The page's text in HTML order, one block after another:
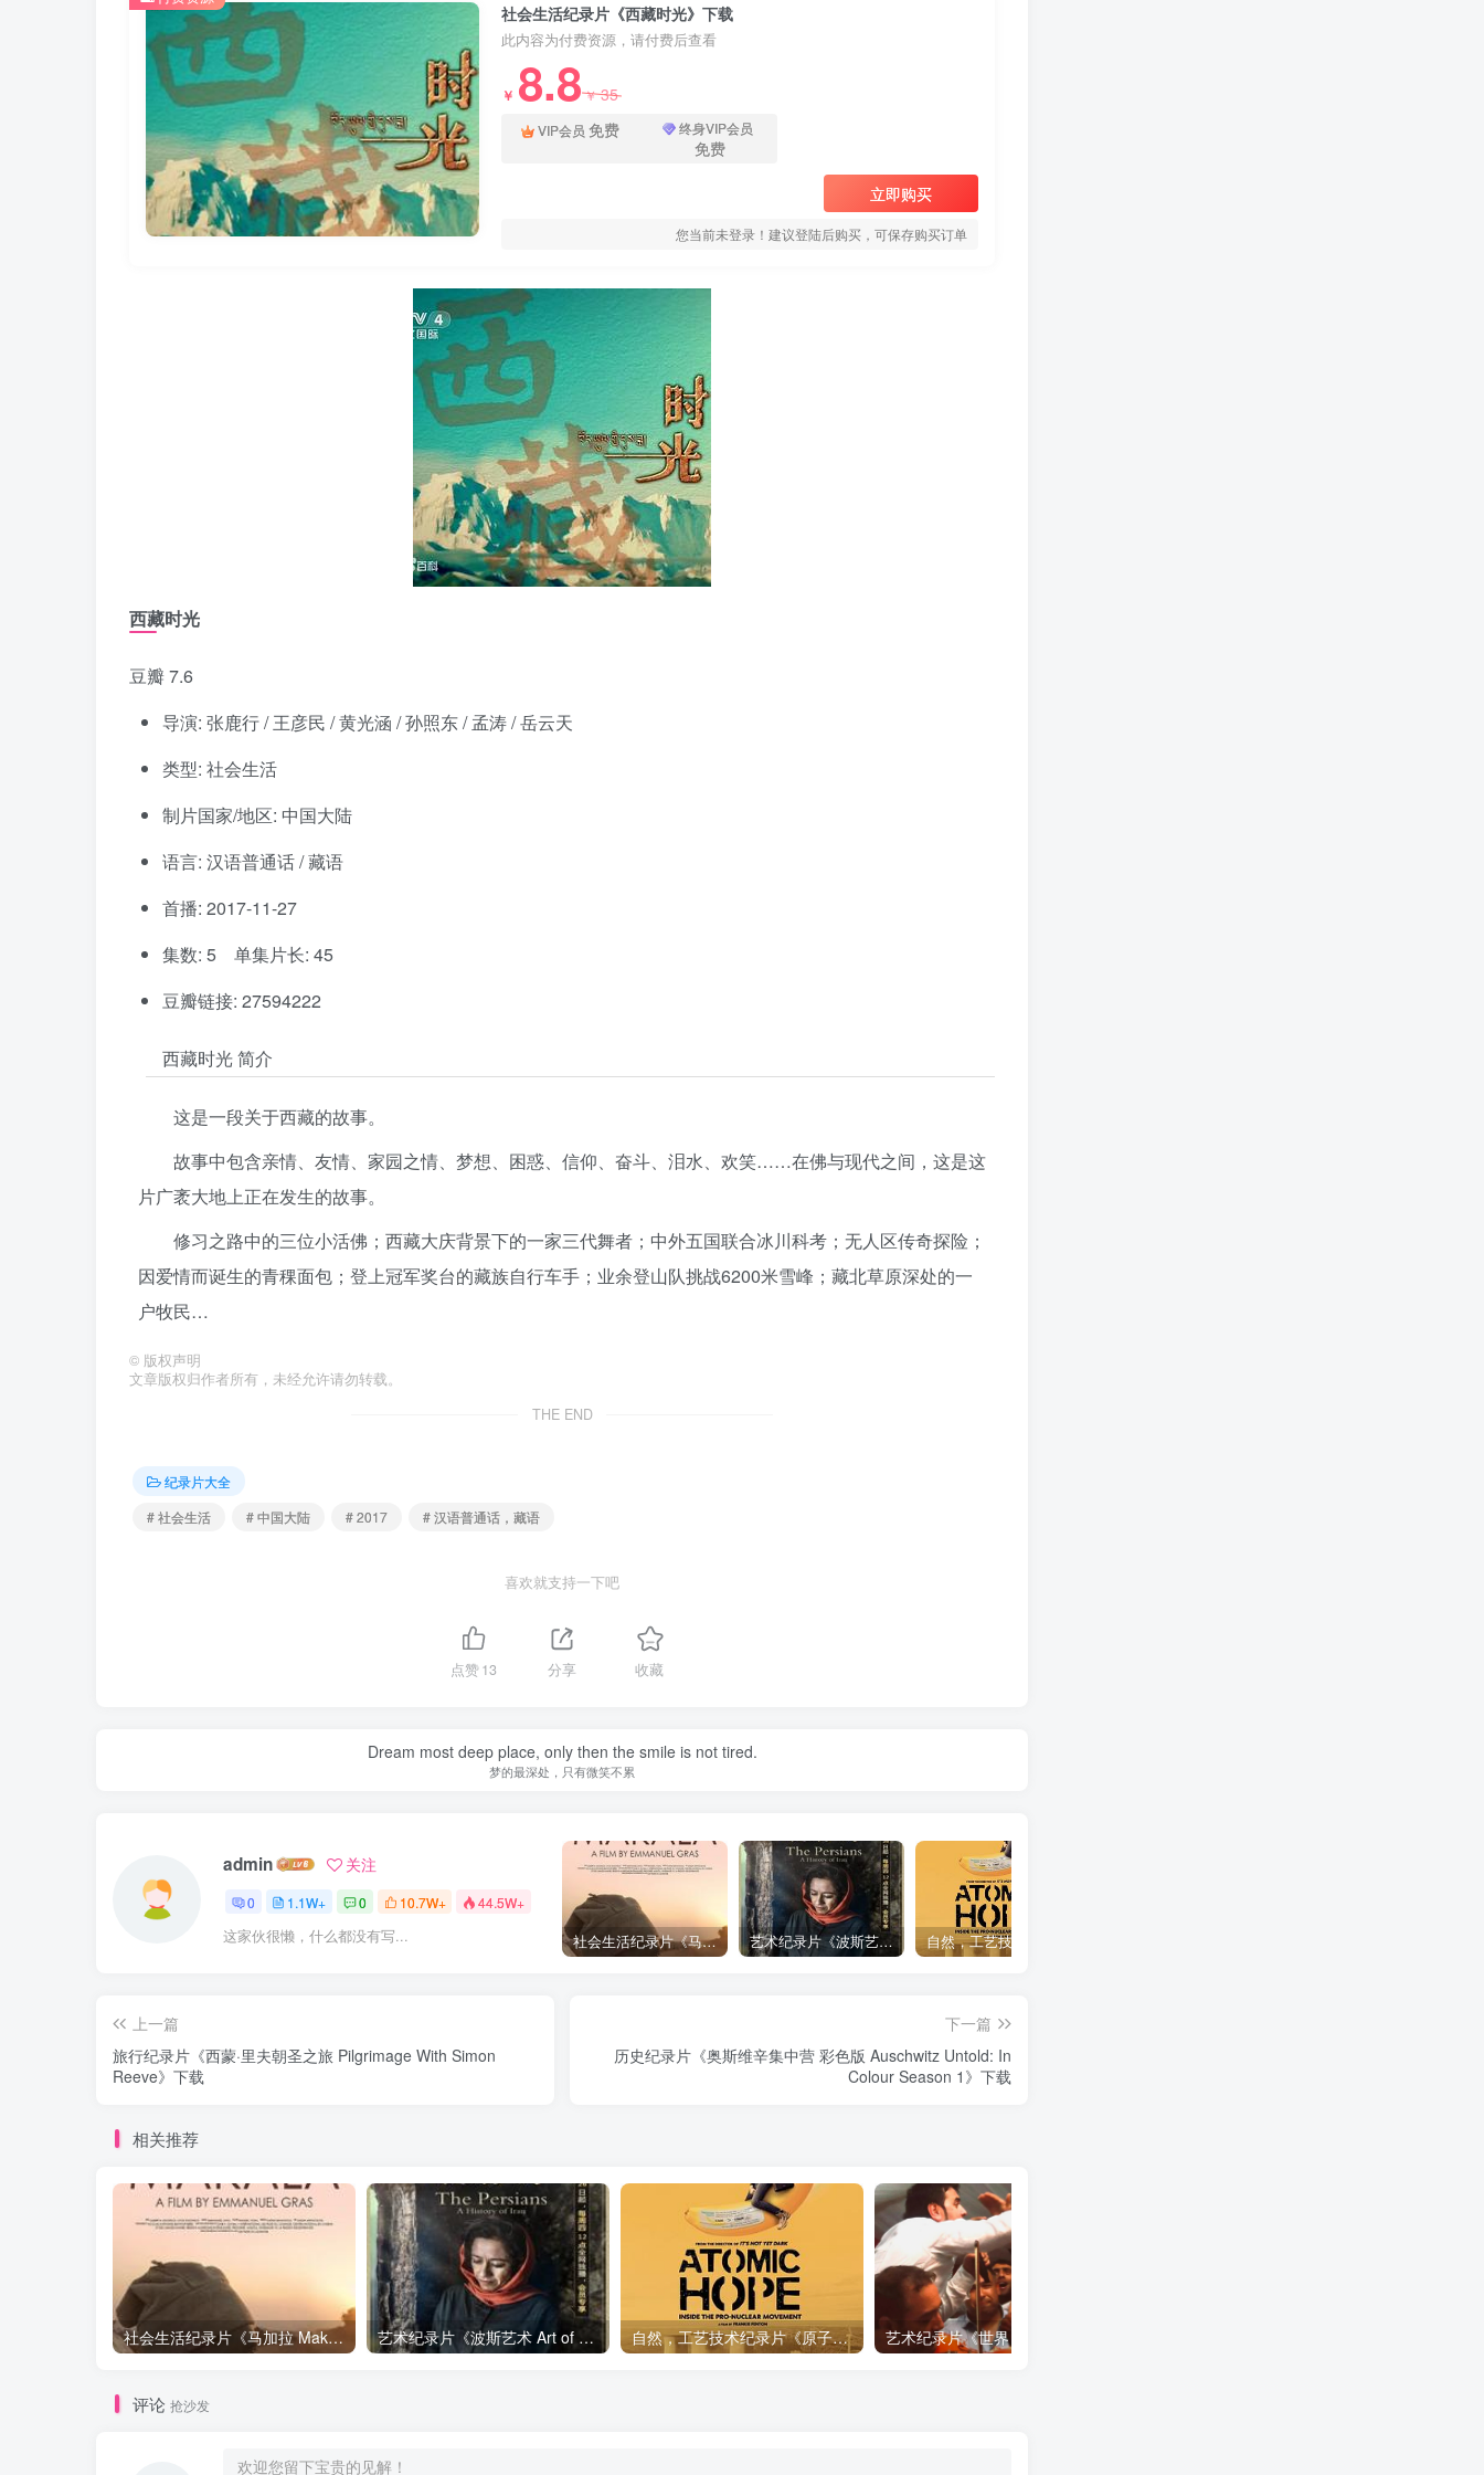
社会生活纪录片《西藏时光》下载
此内容为付费资源，请付费后查看
￥ 8.8￥35
VIP会员 免费 终身VIP会员
免费
立即购买
您当前未登录！建议登陆后购买，可保存购买订单
西藏时光
豆瓣 7.6
导演: 张鹿行 / 王彦民 / 黄光涵 / 孙照东 / 孟涛 / 岳云天
类型: 社会生活
制片国家/地区: 中国大陆
语言: 汉语普通话 / 藏语
首播: 2017-11-27
集数: 5 单集片长: 45
豆瓣链接: 27594222
西藏时光 简介
这是一段关于西藏的故事。
故事中包含亲情、友情、家园之情、梦想、困惑、信仰、奋斗、泪水、欢笑……在佛与现代之间，这是这
片广袤大地上正在发生的故事。
修习之路中的三位小活佛；西藏大庆背景下的一家三代舞者；中外五国联合冰川科考；无人区传奇探险；
因爱情而诞生的青稞面包；登上冠军奖台的藏族自行车手；业余登山队挑战6200米雪峰；藏北草原深处的一
户牧民…
© 版权声明
文章版权归作者所有，未经允许请勿转载。
THE END
纪录片大全
# 社会生活
# 中国大陆 # 2017 # 汉语普通话，藏语
喜欢就支持一下吧
点赞13 分享 收藏
Dream most deep place, only then the smile is not tired.
梦的最深处，只有微笑不累
admin 关注
0 1.1W+ 0 10.7W+ 44.5W+
这家伙很懒，什么都没有写... 社会生活纪录片《马加拉 Makala》下载 艺术纪录片《波斯艺术 Art of Persia》下载
上一篇
旅行纪录片《西蒙·里夫朝圣之旅 Pilgrimage With Simon
Reeve》下载
下一篇
历史纪录片《奥斯维辛集中营 彩色版 Auschwitz Untold: In
Colour Season 1》下载
相关推荐
社会生活纪录片《马加拉 Makala》下载 艺术纪录片《波斯艺术 Art of Persia》下载 自然，工艺技术纪录片《原子能的希望 Atomic Hope – Inside the Pro-Nuclear Movement》下载
评论 抢沙发